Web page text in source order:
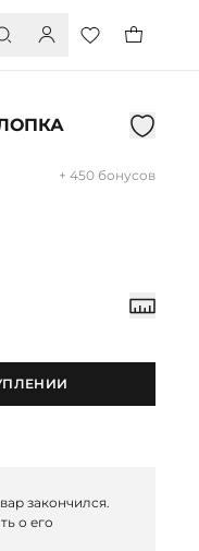
+ 450 бонусов
закончился.
о его